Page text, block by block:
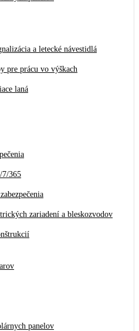
a letecké návestidlá
pre prácu vo výškach
laná
7/365
zariadení a bleskozvodov
panelov